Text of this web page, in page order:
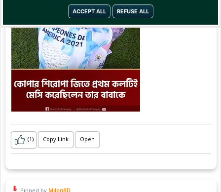
ACCEPT ALL REFUSE ALL
(1) Copy Link Open